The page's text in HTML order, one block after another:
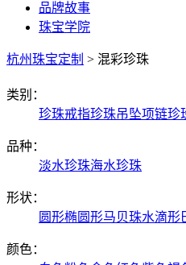
品牌故事
珠宝学院
杭州珠宝定制 > 混彩珍珠
类别：
珍珠戒指珍珠吊坠项链珍
品种：
淡水珍珠海水珍珠
形状：
圆形椭圆形马贝珠水滴形
颜色：